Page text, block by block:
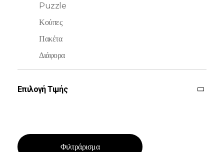
Puzzle
Κούπες
Πακέτα
Διάφορα
Επιλογή Τιμής
Φιλτράρισμα